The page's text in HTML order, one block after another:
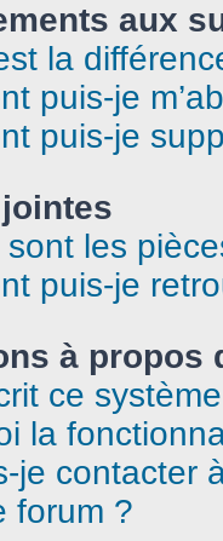
aux
la
puis-je
puis-je
sont les
puis-je
à propos
ce
la
je contacter
forum ?